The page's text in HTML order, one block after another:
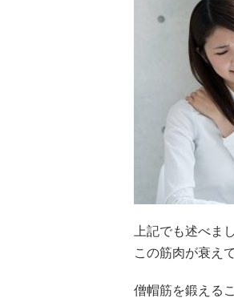
上記でも述べま
この筋肉が衰え
僧帽筋を鍛える